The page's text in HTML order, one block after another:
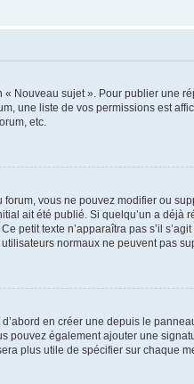
Nouveau sujet ». Pour publier une
une liste de vos permissions est
etc.
vous ne pouvez modifier ou
ait été publié. Si quelqu’un a
petit texte n’apparaîtra pas s’il
normaux ne peuvent pas
en créer une depuis le
pouvez également ajouter une
plus utile de spécifier sur chaque